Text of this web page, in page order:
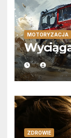
MOTORYZACJA
ZDROWIE